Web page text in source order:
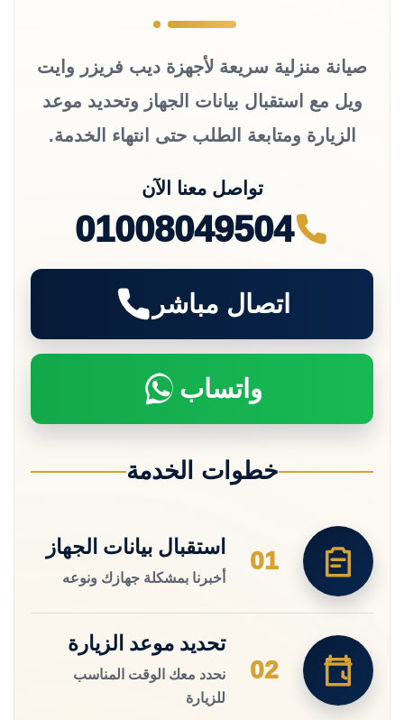
صيانة منزلية سريعة لأجهزة ديب فريزر وايت
ويل مع استقبال بيانات الجهاز وتحديد موعد
الزيارة ومتابعة الطلب حتى انتهاء الخدمة.
تواصل معنا الآن
01008049504
اتصال مباشر
واتساب
خطوات الخدمة
01
استقبال بيانات الجهاز
أخبرنا بمشكلة جهازك ونوعه
02
تحديد موعد الزيارة
نحدد معك الوقت المناسب
للزيارة